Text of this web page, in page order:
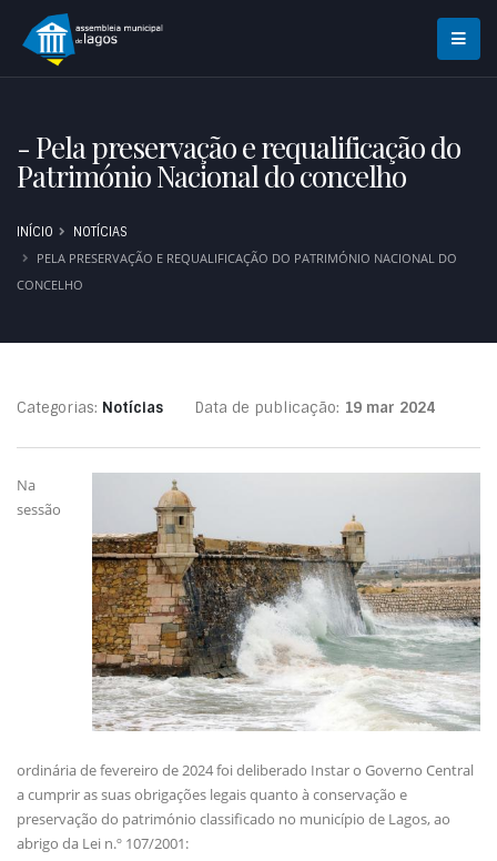
- Pela preservação e requalificação do
Património Nacional do concelho
INÍCIO NOTÍCIAS
PELA PRESERVAÇÃO E REQUALIFICAÇÃO DO PATRIMÓNIO NACIONAL DO
CONCELHO
Categorias: Notícias Data de publicação: 19 mar 2024
Na
sessão
ordinária de fevereiro de 2024 foi deliberado Instar o Governo Central
a cumprir as suas obrigações legais quanto à conservação e
preservação do património classificado no município de Lagos, ao
abrigo da Lei n.º 107/2001: